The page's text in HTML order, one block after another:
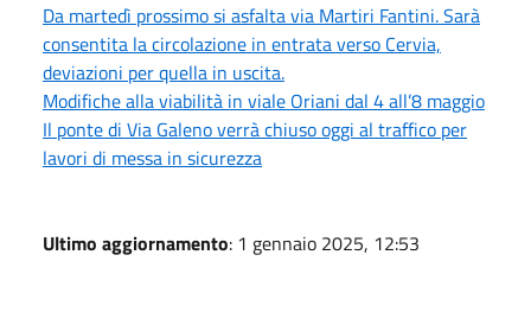
Da martedì prossimo si asfalta via Martiri Fantini. Sarà
consentita la circolazione in entrata verso Cervia,
deviazioni per quella in uscita.
Modifiche alla viabilità in viale Oriani dal 4 all’8 maggio
Il ponte di Via Galeno verrà chiuso oggi al traffico per
lavori di messa in sicurezza
Ultimo aggiornamento: 1 gennaio 2025, 12:53